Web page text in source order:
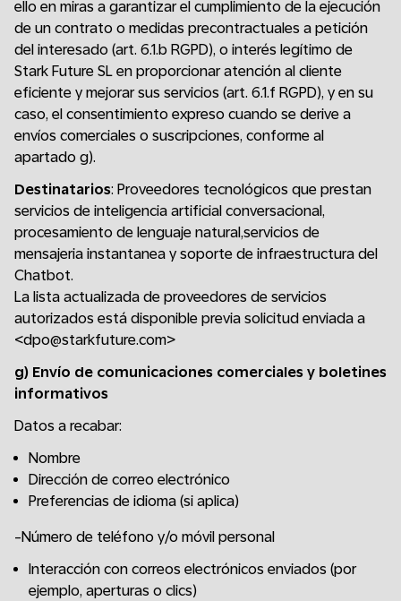
ello en miras a garantizar el cumplimiento de la ejecución
de un contrato o medidas precontractuales a petición
del interesado (art. 6.1.b RGPD), o interés legítimo de
Stark Future SL en proporcionar atención al cliente
eficiente y mejorar sus servicios (art. 6.1.f RGPD), y en su
caso, el consentimiento expreso cuando se derive a
envíos comerciales o suscripciones, conforme al
apartado g).
Destinatarios: Proveedores tecnológicos que prestan
servicios de inteligencia artificial conversacional,
procesamiento de lenguaje natural,servicios de
mensajeria instantanea y soporte de infraestructura del
Chatbot.
La lista actualizada de proveedores de servicios
autorizados está disponible previa solicitud enviada a
<dpo@starkfuture.com>
g) Envío de comunicaciones comerciales y boletines
informativos
Datos a recabar:
Nombre
Dirección de correo electrónico
Preferencias de idioma (si aplica)
-Número de teléfono y/o móvil personal
Interacción con correos electrónicos enviados (por
ejemplo, aperturas o clics)